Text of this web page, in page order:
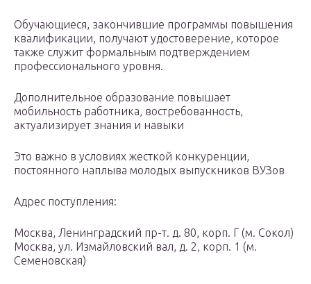
Обучающиеся, закончившие программы повышения
квалификации, получают удостоверение, которое
также служит формальным подтверждением
профессионального уровня.
Дополнительное образование повышает
мобильность работника, востребованность,
актуализирует знания и навыки
Это важно в условиях жесткой конкуренции,
постоянного наплыва молодых выпускников ВУЗов
Адрес поступления:
Москва, Ленинградский пр-т. д. 80, корп. Г (м. Сокол)
Москва, ул. Измайловский вал, д. 2, корп. 1 (м.
Семеновская)